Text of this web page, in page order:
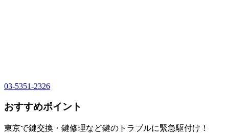
03-5351-2326
おすすめポイント
東京で鍵交換・鍵修理など鍵のトラブルに緊急駆付け！